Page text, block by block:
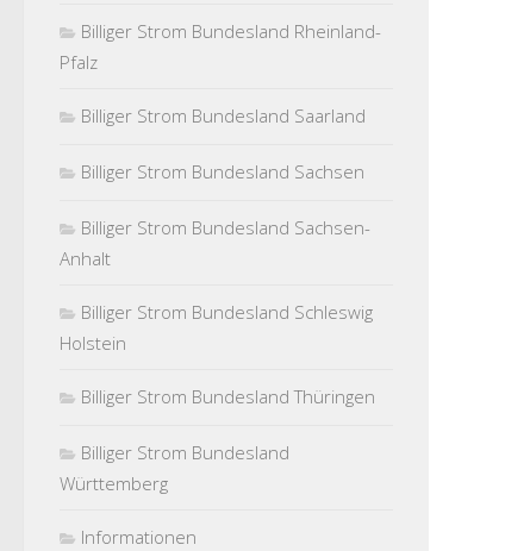
Billiger Strom Bundesland Rheinland-
Pfalz
Billiger Strom Bundesland Saarland
Billiger Strom Bundesland Sachsen
Billiger Strom Bundesland Sachsen-
Anhalt
Billiger Strom Bundesland Schleswig
Holstein
Billiger Strom Bundesland Thüringen
Billiger Strom Bundesland
Württemberg
Informationen